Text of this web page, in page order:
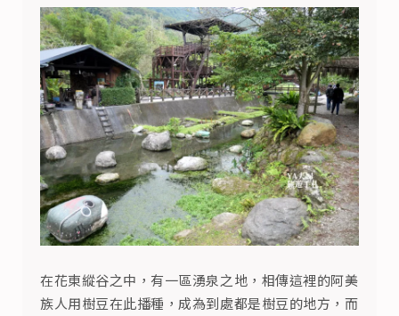
在花東縱谷之中，有一區湧泉之地，相傳這裡的阿美
族人用樹豆在此播種，成為到處都是樹豆的地方，而